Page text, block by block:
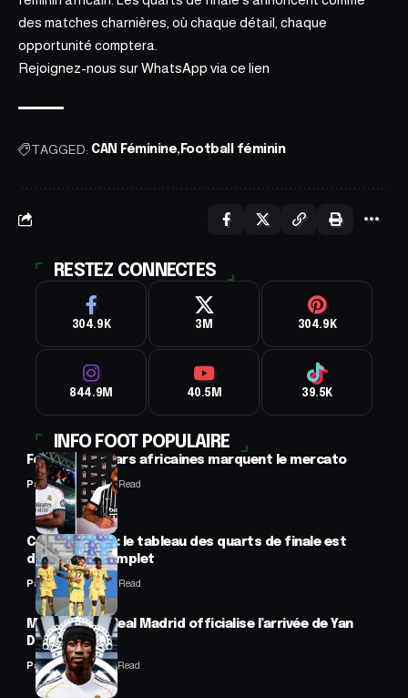
des matches charnières, où chaque détail, chaque
opportunité comptera.
Rejoignez-nous sur WhatsApp via ce lien
TAGGED: CAN Féminine Football féminin
RESTEZ CONNECTES
304.9K 3M 304.9K
844.9M 40.5M 39.5K
INFO FOOT POPULAIRE
Football : 2 stars africaines marquent le mercato
Panafrofoot2 Min Read
CAN féminine : le tableau des quarts de finale est
désormais complet
Panafrofoot2 Min Read
Mercato : Le Real Madrid officialise l’arrivée de Yan
Diomandé
Panafrofoot1 Min Read